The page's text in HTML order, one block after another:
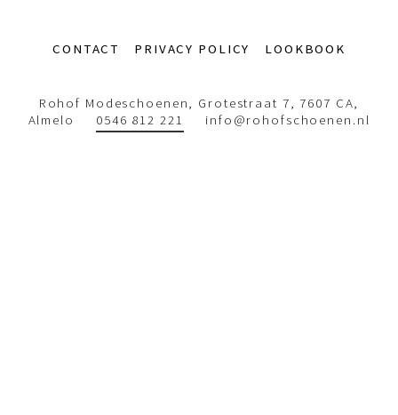
Footer-CONTACT PRIVACY POLICY LOOKBOOK
Rohof Modeschoenen, Grotestraat 7, 7607 CA,
Almelo 0546 812 221 info@rohofschoenen.nl